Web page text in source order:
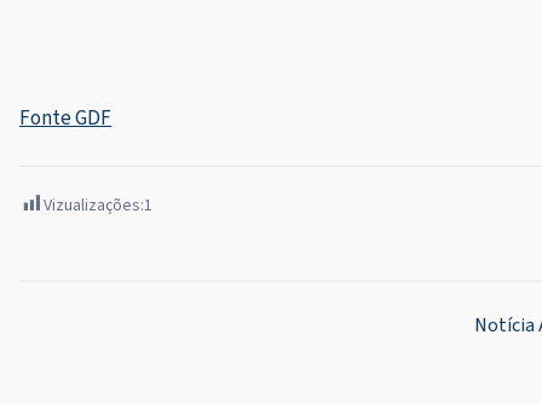
Fonte GDF
Vizualizações:1
Notícia